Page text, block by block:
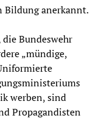
anerkannt.
Bundeswehr
„mündige,
werben, sind
Propagandisten